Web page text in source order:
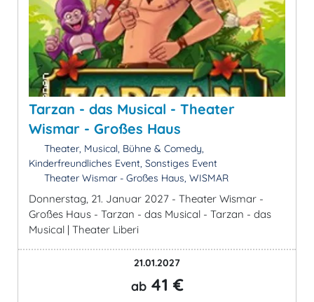
Tarzan - das Musical - Theater
Wismar - Großes Haus
Theater, Musical, Bühne & Comedy,
Kinderfreundliches Event, Sonstiges Event
Theater Wismar - Großes Haus, WISMAR
Donnerstag, 21. Januar 2027 - Theater Wismar -
Großes Haus - Tarzan - das Musical - Tarzan - das
Musical | Theater Liberi
21.01.2027
ab 41 €